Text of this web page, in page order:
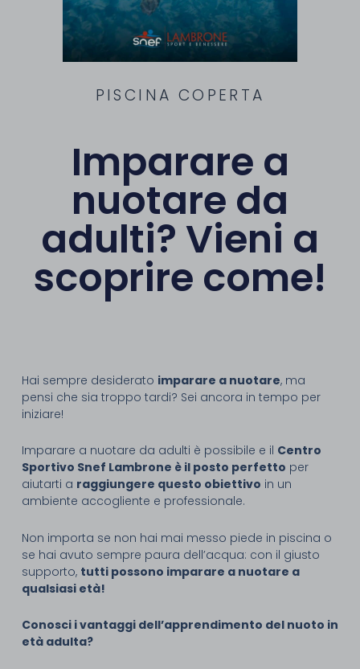
PISCINA COPERTA
Imparare a
nuotare da
adulti? Vieni a
scoprire come!
Hai sempre desiderato imparare a nuotare, ma
pensi che sia troppo tardi? Sei ancora in tempo per
iniziare!
Imparare a nuotare da adulti è possibile e il Centro
Sportivo Snef Lambrone è il posto perfetto per
aiutarti a raggiungere questo obiettivo in un
ambiente accogliente e professionale.
Non importa se non hai mai messo piede in piscina o
se hai avuto sempre paura dell’acqua: con il giusto
supporto, tutti possono imparare a nuotare a
qualsiasi età!
Conosci i vantaggi dell’apprendimento del nuoto in
età adulta?